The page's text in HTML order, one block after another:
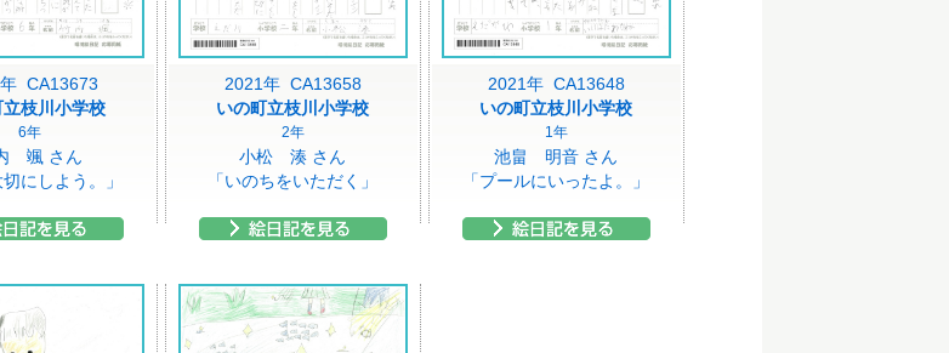
CA13673
立枝川小学校
6年
颯 さん
切にしよう。」
2021年 CA13658
いの町立枝川小学校
2年
小松 湊 さん
「いのちをいただく」
2021年 CA13648
いの町立枝川小学校
1年
池畠 明音 さん
「プールにいったよ。」